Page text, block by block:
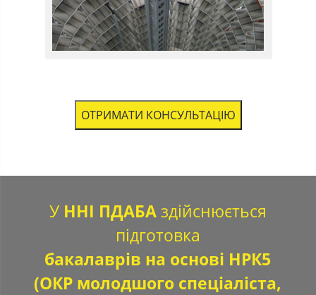
ОТРИМАТИ КОНСУЛЬТАЦІЮ
У ННІ ПДАБАздійснюється
підготовка
бакалаврів на основі НРК5
(ОКР молодшого спеціаліста,